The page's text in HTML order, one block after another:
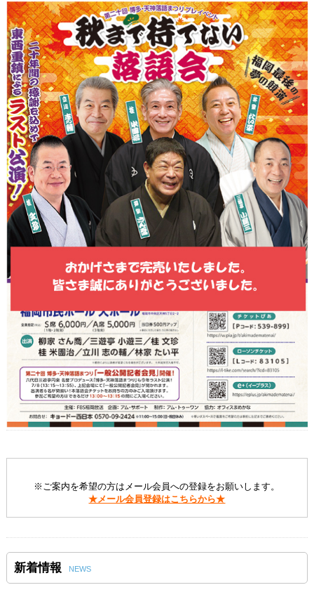
※ご案内を希望の方はメール会員への登録をお願いします。
★メール会員登録はこちらから★
新着情報 NEWS